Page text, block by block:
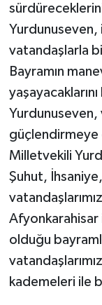
Yurdunuseven,
vatandaşlarla
Bayramın
Yurdunuseven,
Milletvekili
Şuhut,
Afyonkarahisar
olduğu
kademeleri ile